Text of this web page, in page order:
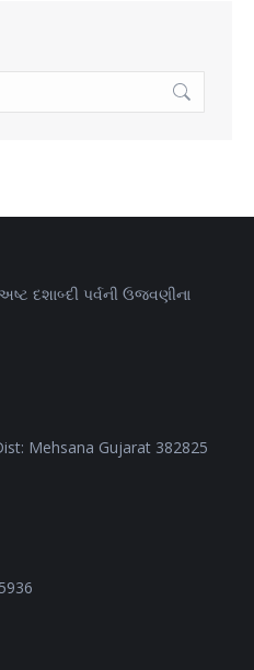
દશાબ્દી પર્વની ઉજવણીના
Mehsana Gujarat 382825